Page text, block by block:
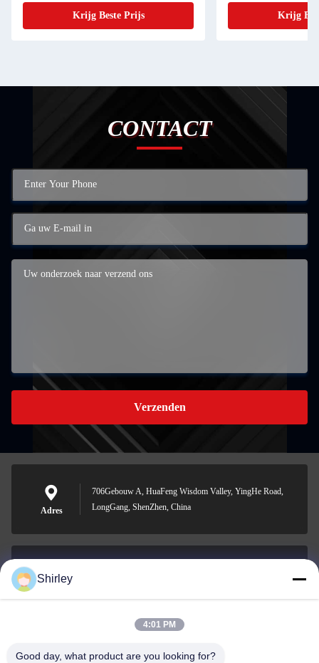
Krijg Beste Prijs Krijg
CONTACT
Verzenden
Adres
706Gebouw A, HuaFeng Wisdom Valley, YingHe Road,
LongGang, ShenZhen, China
Shirley
4:01 PM
Good day, what product are you looking for?